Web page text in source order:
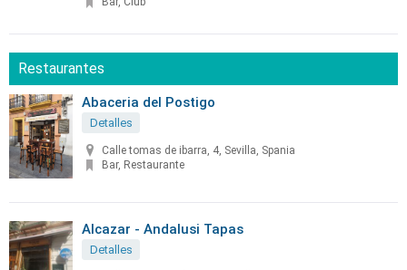
Restaurantes
Abaceria del Postigo
Detalles
Calle tomas de ibarra, 4, Sevilla, Spania
Bar, Restaurante
Alcazar - Andalusi Tapas
Detalles